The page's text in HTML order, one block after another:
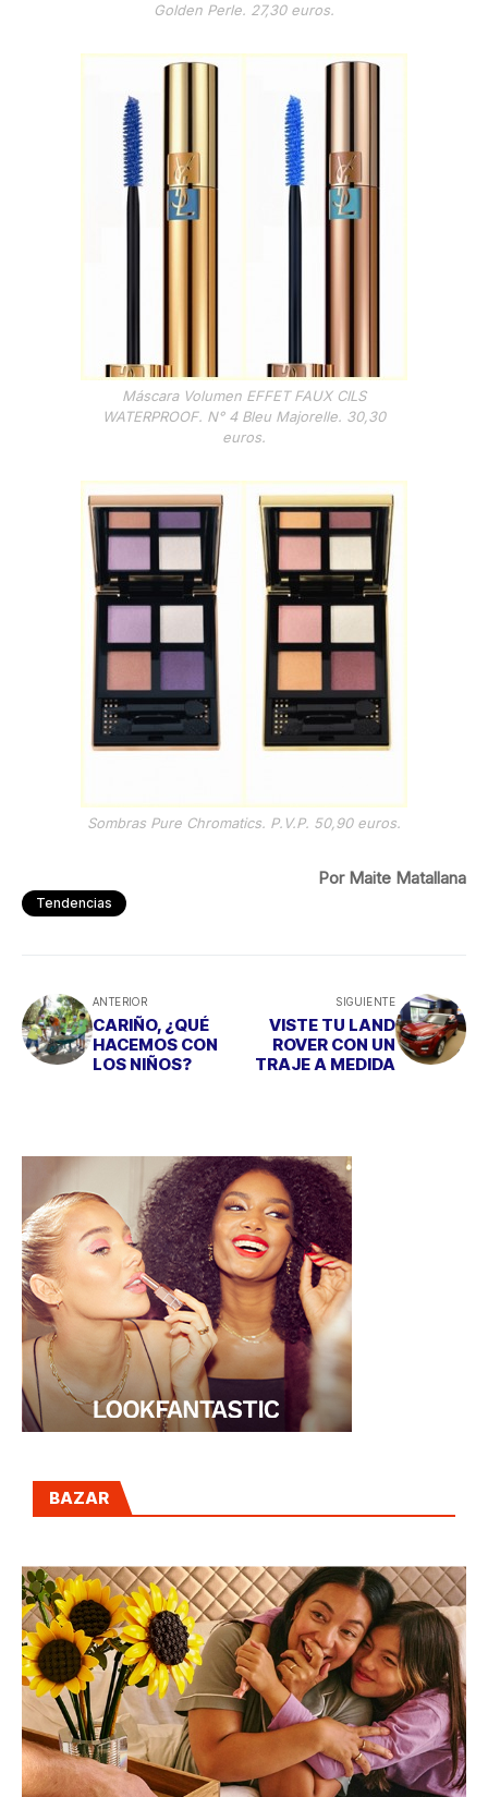
Golden Perle. 27,30 euros.
Máscara Volumen EFFET FAUX CILS
WATERPROOF. N° 4 Bleu Majorelle. 30,30
euros.
Sombras Pure Chromatics. P.V.P. 50,90 euros.
Por Maite Matallana
Tendencias
ANTERIOR
CARIÑO, ¿QUÉ
HACEMOS CON
LOS NIÑOS?
SIGUIENTE
VISTE TU LAND
ROVER CON UN
TRAJE A MEDIDA
BAZAR